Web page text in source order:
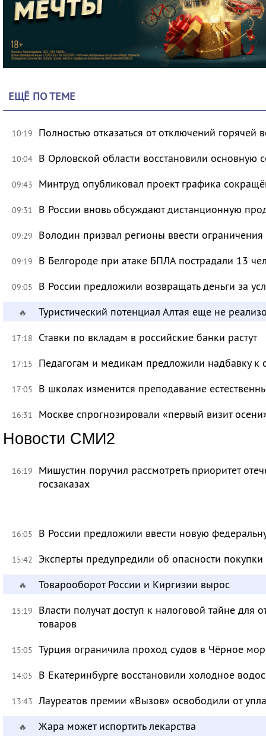
ЕЩЁ ПО ТЕМЕ
10:19 Полностью отказаться от отключений горячей
10:04 В Орловской области восстановили основную
09:43 Минтруд опубликовал проект графика
09:31 В России вновь обсуждают дистанционную
09:29 Володин призвал регионы ввести
09:19 В Белгороде при атаке БПЛА пострадали 13
09:05 В России предложили возвращать деньги за
🔥 Туристический потенциал Алтая еще не
17:18 Ставки по вкладам в российские банки растут
17:15 Педагогам и медикам предложили надбавку к
17:05 В школах изменится преподавание
16:31 Москве спрогнозировали «первый визит
Новости СМИ2
16:19
Мишустин поручил рассмотреть приоритет
госзаказах
16:05 В России предложили ввести новую
15:42 Эксперты предупредили об опасности
🔥 Товарооборот России и Киргизии вырос
15:19
Власти получат доступ к налоговой тайне для
товаров
15:05 Турция ограничила проход судов в Чёрное
14:05 В Екатеринбурге восстановили холодное
13:43 Лауреатов премии «Вызов» освободили от
🔥 Жара может испортить лекарства